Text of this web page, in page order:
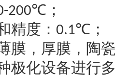
200℃；
精度： 0.1℃；
膜，厚膜，陶
极化设备进行